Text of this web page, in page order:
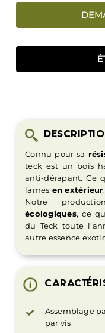
Connu pour sa
teck est un bois
anti-dérapant. Ce
lames en extérieur.
Notre
écologiques, ce
du Teck toute
autre essence
Assemblage
par vis